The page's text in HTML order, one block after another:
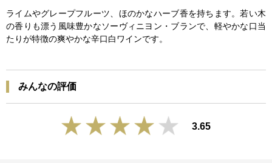
ライムやグレープフルーツ、ほのかなハーブ香を持ちます。若い木
の香りも漂う風味豊かなソーヴィニヨン・ブランで、軽やかな口当
たりが特徴の爽やかな辛口白ワインです。
みんなの評価
3.65